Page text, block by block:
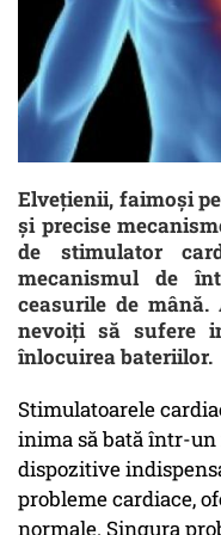
Elveţienii, faimoşi
şi precise
de stimulator
mecanismul de
ceasurile de
nevoiți să sufere
înlocuirea bateriilor.
Stimulatoarele
inima să bată într-
dispozitive
probleme cardiace,
normale. Singura